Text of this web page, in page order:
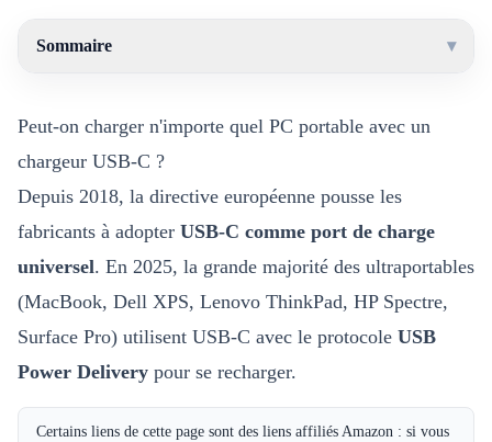
Sommaire ▾
Peut-on charger n'importe quel PC portable avec un
chargeur USB-C ?
Depuis 2018, la directive européenne pousse les
fabricants à adopter USB-C comme port de charge
universel. En 2025, la grande majorité des ultraportables
(MacBook, Dell XPS, Lenovo ThinkPad, HP Spectre,
Surface Pro) utilisent USB-C avec le protocole USB
Power Delivery pour se recharger.
Certains liens de cette page sont des liens affiliés Amazon : si vous